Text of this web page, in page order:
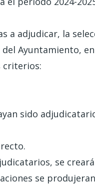
a adjudicar, la
Ayuntamiento,
criterios:
sido
se
se